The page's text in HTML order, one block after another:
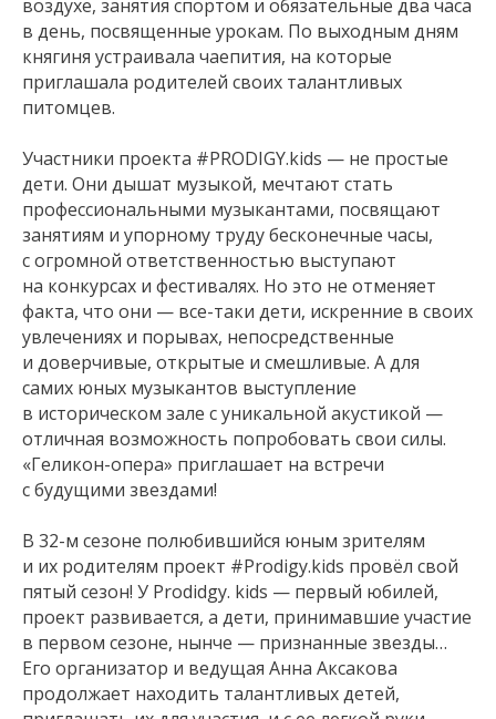
воздухе, занятия спортом и обязательные два часа
в день, посвященные урокам. По выходным дням
княгиня устраивала чаепития, на которые
приглашала родителей своих талантливых
питомцев.
Участники проекта #PRODIGY.kids — не простые
дети. Они дышат музыкой, мечтают стать
профессиональными музыкантами, посвящают
занятиям и упорному труду бесконечные часы,
с огромной ответственностью выступают
на конкурсах и фестивалях. Но это не отменяет
факта, что они — все-таки дети, искренние в своих
увлечениях и порывах, непосредственные
и доверчивые, открытые и смешливые. А для
самих юных музыкантов выступление
в историческом зале с уникальной акустикой —
отличная возможность попробовать свои силы.
«Геликон-опера» приглашает на встречи
с будущими звездами!
В 32-м сезоне полюбившийся юным зрителям
и их родителям проект #Prodigy.kids провёл свой
пятый сезон! У Prodidgy. kids — первый юбилей,
проект развивается, а дети, принимавшие участие
в первом сезоне, нынче — признанные звезды…
Его организатор и ведущая Анна Аксакова
продолжает находить талантливых детей,